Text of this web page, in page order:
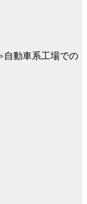
動車系工場での